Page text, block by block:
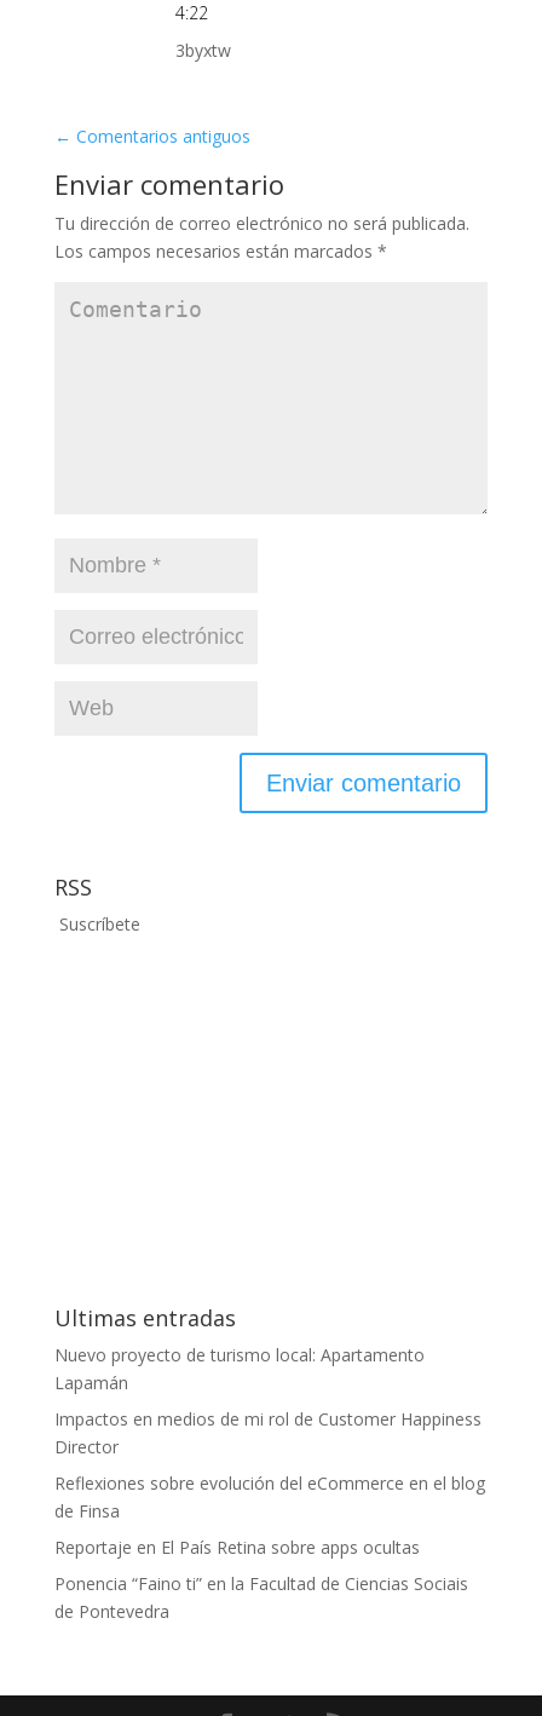
4:22
3byxtw
← Comentarios antiguos
Enviar comentario
Tu dirección de correo electrónico no será publicada.
Los campos necesarios están marcados *
RSS
Suscríbete
Ultimas entradas
Nuevo proyecto de turismo local: Apartamento
Lapamán
Impactos en medios de mi rol de Customer Happiness
Director
Reflexiones sobre evolución del eCommerce en el blog
de Finsa
Reportaje en El País Retina sobre apps ocultas
Ponencia “Faino ti” en la Facultad de Ciencias Sociais
de Pontevedra